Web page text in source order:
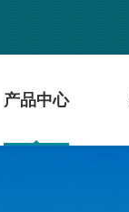
产品中心